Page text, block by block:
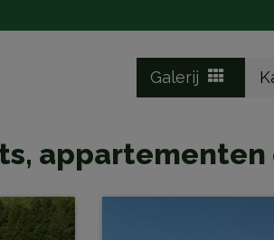
Galerij
ruim
m²